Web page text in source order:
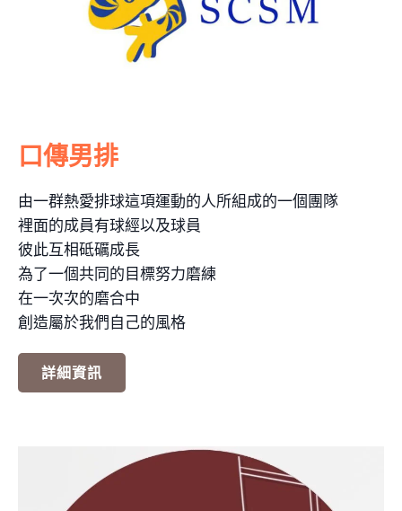
口傳男排
由一群熱愛排球這項運動的人所組成的一個團隊
裡面的成員有球經以及球員
彼此互相砥礪成長
為了一個共同的目標努力磨練
在一次次的磨合中
創造屬於我們自己的風格
詳細資訊